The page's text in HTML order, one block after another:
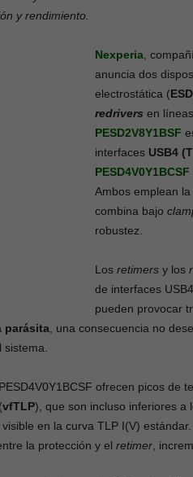
y rendimiento.
Nexperia ,
anuncia dos
electrostática (ESD
redrivers en
PESD2V8Y1BSF
interfaces USB4
PESD4V0Y1BCSF
Ambos emplean
combina bajo
robustez.
Los retimers y los
de interfaces
pueden provocar
parásita , una consecuencia no
ofrecen picos de
vfTLP), que son incluso inferiores a
visible en la curva TLP I(V)
la protección y el retimer ,